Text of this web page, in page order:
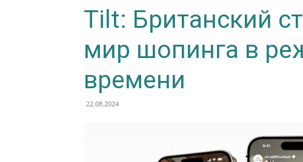
Tilt: Британский
мир шопинга в
времени
22.08.2024